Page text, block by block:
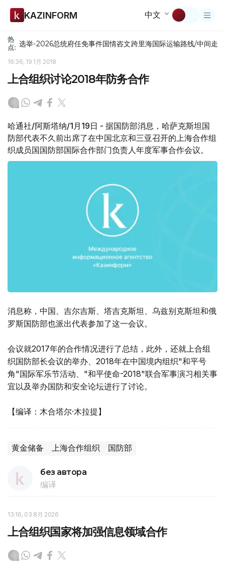
KAZINFORM 中文
热
点: 选举-2026总统府任免事件国情咨文跨里海国际运输路线/中间走廊
16:36, 19 1月 2018
上合组织讨论2018年防务合作
哈通社/阿斯塔纳/1月19日 - 据国防部消息，哈萨克斯坦国
防部代表不久前出席了在中国北京和三亚召开的上海合作组
织成员国国防部国际合作部门负责人年度军事合作会议。
消息称，中国、吉尔吉斯、塔吉克斯坦、乌兹别克斯坦和俄
罗斯国防部也派出代表参加了这一会议。
会议就2017年的合作情况进行了总结，此外，还就上合组
织国防部长会议的举办、2018年在中国境内组织"和平号
角"国际军乐节活动、"和平使命-2018"联合军事演习相关事
宜以及举办国防和安全论坛进行了讨论。
【编译：木合塔尔·木拉提】
黄金储备 上海合作组织 国防部
без автора
编译
13:16, 03 8月 2026
上合组织国家将加强信息领域合作